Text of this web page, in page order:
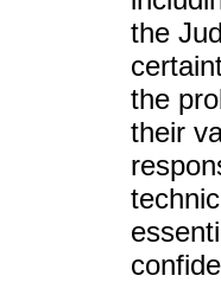
the
the
their